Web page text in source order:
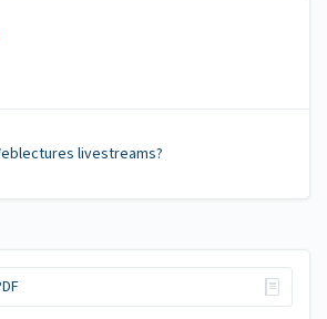
livestreams?